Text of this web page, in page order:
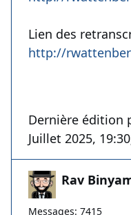
Lien des
http://
Dernière édition
Juillet 2025,
Rav
Messages: 7415